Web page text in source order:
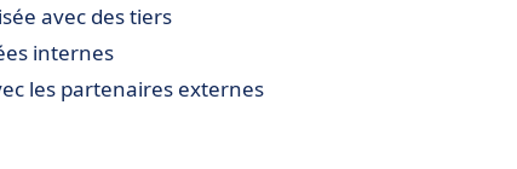
avec des tiers
internes
les partenaires externes